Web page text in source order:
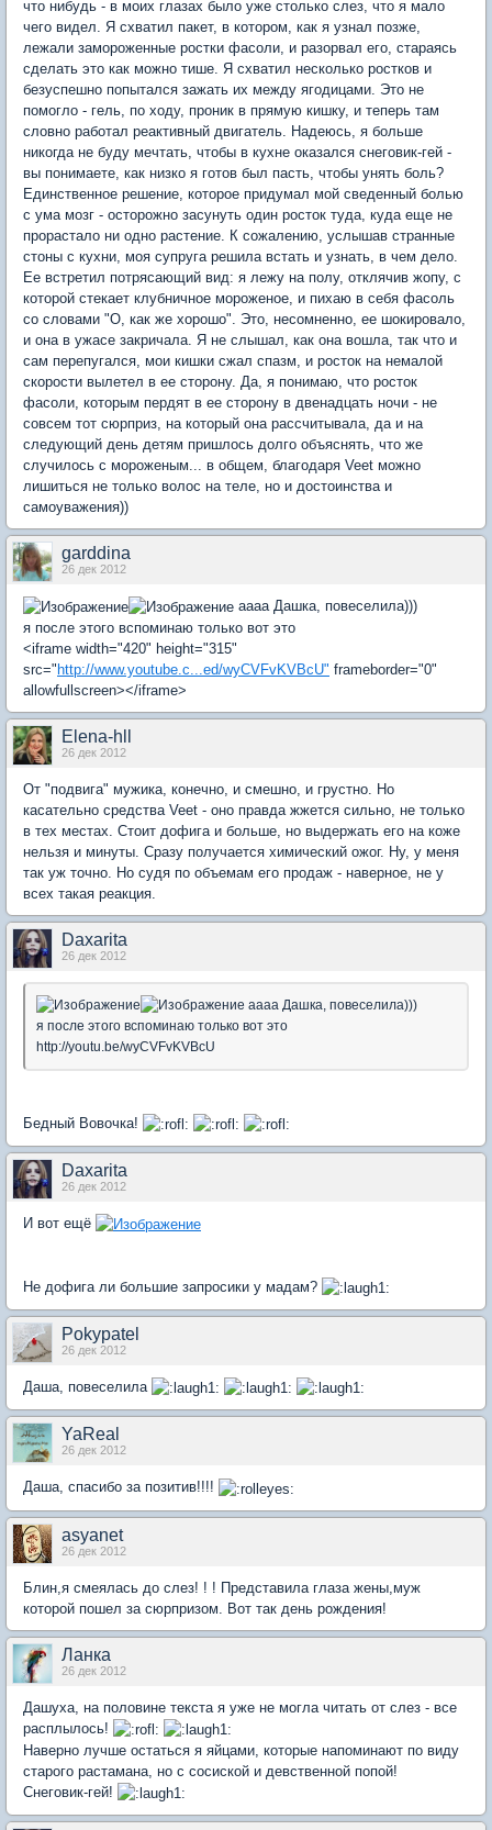
что нибудь - в моих глазах было уже столько слез, что я мало
чего видел. Я схватил пакет, в котором, как я узнал позже,
лежали замороженные ростки фасоли, и разорвал его, стараясь
сделать это как можно тише. Я схватил несколько ростков и
безуспешно попытался зажать их между ягодицами. Это не
помогло - гель, по ходу, проник в прямую кишку, и теперь там
словно работал реактивный двигатель. Надеюсь, я больше
никогда не буду мечтать, чтобы в кухне оказался снеговик-гей -
вы понимаете, как низко я готов был пасть, чтобы унять боль?
Единственное решение, которое придумал мой сведенный болью
с ума мозг - осторожно засунуть один росток туда, куда еще не
прорастало ни одно растение. К сожалению, услышав странные
стоны с кухни, моя супруга решила встать и узнать, в чем дело.
Ее встретил потрясающий вид: я лежу на полу, отклячив жопу, с
которой стекает клубничное мороженое, и пихаю в себя фасоль
со словами "О, как же хорошо". Это, несомненно, ее шокировало,
и она в ужасе закричала. Я не слышал, как она вошла, так что и
сам перепугался, мои кишки сжал спазм, и росток на немалой
скорости вылетел в ее сторону. Да, я понимаю, что росток
фасоли, которым пердят в ее сторону в двенадцать ночи - не
совсем тот сюрприз, на который она рассчитывала, да и на
следующий день детям пришлось долго объяснять, что же
случилось с мороженым... в общем, благодаря Veet можно
лишиться не только волос на теле, но и достоинства и
самоуважения))
garddina
26 дек 2012
аааа Дашка, повеселила)))
я после этого вспоминаю только вот это
<iframe width="420" height="315"
src=" http://www.youtube.c...ed/wyCVFvKVBcU" frameborder="0"
allowfullscreen></iframe>
Elena-hll
26 дек 2012
От "подвига" мужика, конечно, и смешно, и грустно. Но
касательно средства Veet - оно правда жжется сильно, не только
в тех местах. Стоит дофига и больше, но выдержать его на коже
нельзя и минуты. Сразу получается химический ожог. Ну, у меня
так уж точно. Но судя по объемам его продаж - наверное, не у
всех такая реакция.
Daxarita
26 дек 2012
аааа Дашка, повеселила)))
я после этого вспоминаю только вот это
http://youtu.be/wyCVFvKVBcU
Бедный Вовочка!
Daxarita
26 дек 2012
И вот ещё
Не дофига ли большие запросики у мадам?
Pokypatel
26 дек 2012
Даша, повеселила
YaReal
26 дек 2012
Даша, спасибо за позитив!!!!
asyanet
26 дек 2012
Блин,я смеялась до слез! ! ! Представила глаза жены,муж
которой пошел за сюрпризом. Вот так день рождения!
Ланка
26 дек 2012
Дашуха, на половине текста я уже не могла читать от слез - все
расплылось!
Наверно лучше остаться я яйцами, которые напоминают по виду
старого растамана, но с сосиской и девственной попой!
Снеговик-гей!